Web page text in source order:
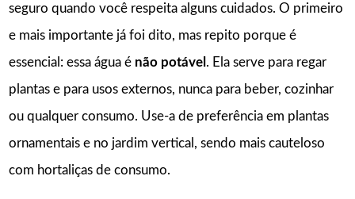
seguro quando você respeita alguns cuidados. O primeiro
e mais importante já foi dito, mas repito porque é
essencial: essa água é não potável . Ela serve para regar
plantas e para usos externos, nunca para beber, cozinhar
ou qualquer consumo. Use-a de preferência em plantas
ornamentais e no jardim vertical, sendo mais cauteloso
com hortaliças de consumo.